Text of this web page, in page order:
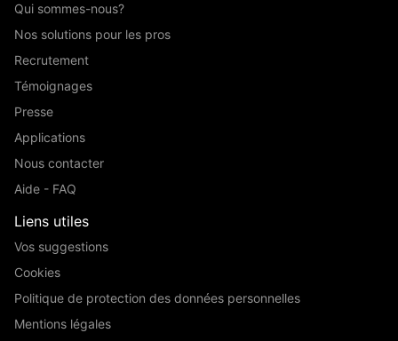
Qui sommes-nous?
Nos solutions pour les pros
Recrutement
Témoignages
Presse
Applications
Nous contacter
Aide - FAQ
Liens utiles
Vos suggestions
Cookies
Politique de protection des données personnelles
Mentions légales